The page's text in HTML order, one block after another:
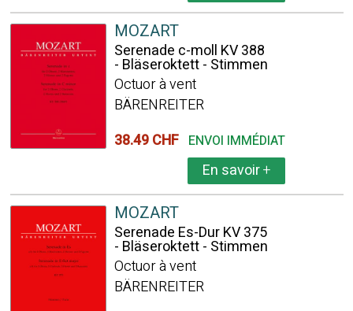
MOZART
Serenade c-moll KV 388
- Bläseroktett - Stimmen
Octuor à vent
BÄRENREITER
38.49 CHF ENVOI IMMÉDIAT
En savoir+
MOZART
Serenade Es-Dur KV 375
- Bläseroktett - Stimmen
Octuor à vent
BÄRENREITER